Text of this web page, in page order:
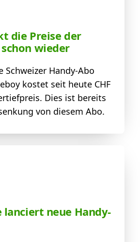
die Preise der
wieder
Handy-Abo
kostet seit heute CHF
Dies ist bereits
von diesem Abo.
lanciert neue Handy-